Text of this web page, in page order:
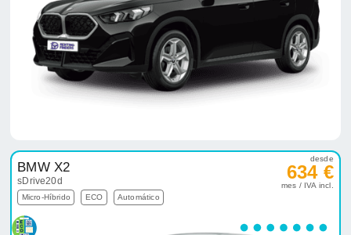
BMW X2
sDrive20d
Micro-Híbrido ECO Automático
desde
634 €
mes / IVA incl.